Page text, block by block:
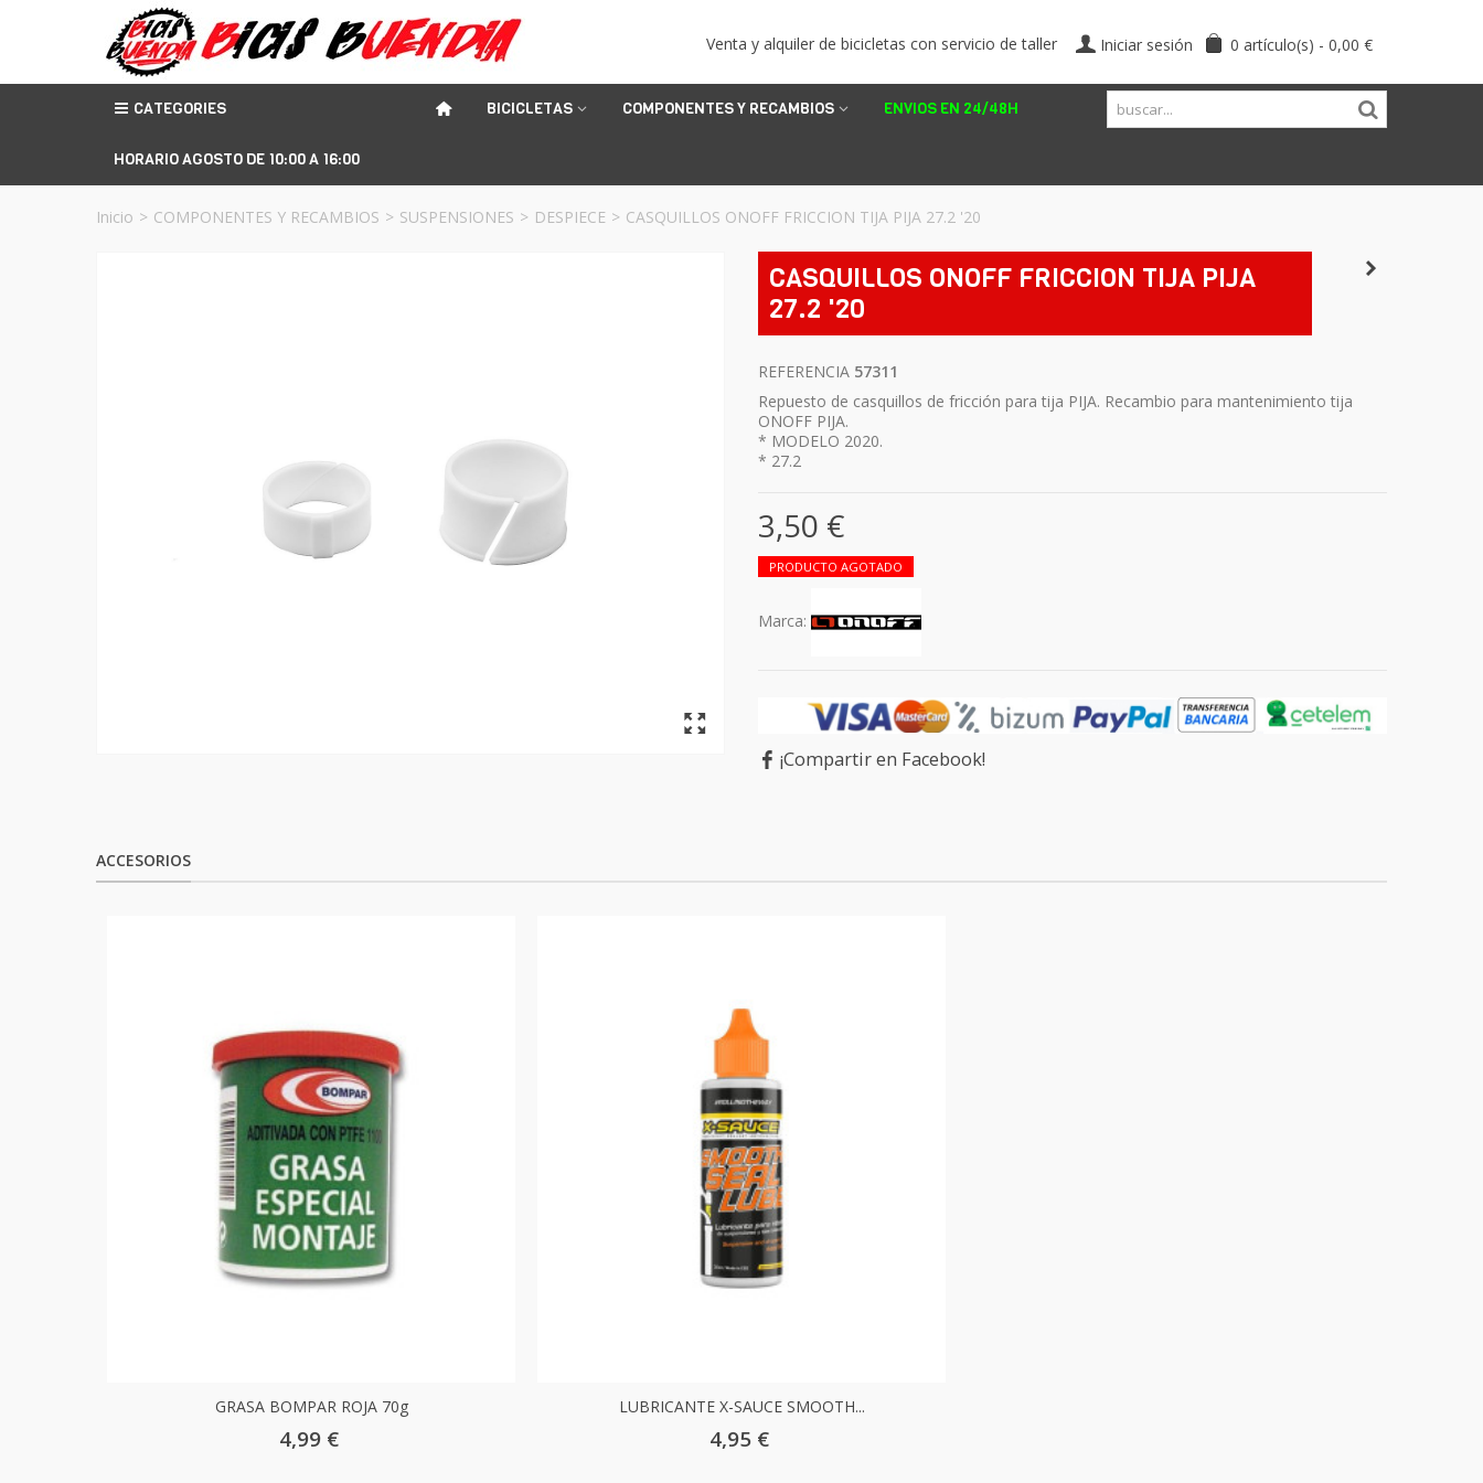
0 artículo(s) - 0,00 €
Iniciar sesión
Venta y alquiler de bicicletas con servicio de taller
CATEGORIES BICICLETAS COMPONENTES Y RECAMBIOS ENVIOS EN 24/48H
HORARIO AGOSTO DE 10:00 A 16:00
Inicio > COMPONENTES Y RECAMBIOS > SUSPENSIONES > DESPIECE > CASQUILLOS ONOFF FRICCION TIJA PIJA 27.2 '20
CASQUILLOS ONOFF FRICCION TIJA PIJA
27.2 '20
REFERENCIA 57311
Repuesto de casquillos de fricción para tija PIJA. Recambio para mantenimiento tija
ONOFF PIJA.
* MODELO 2020.
* 27.2
3,50 €
PRODUCTO AGOTADO
Marca:
¡Compartir en Facebook!
ACCESORIOS
GRASA BOMPAR ROJA 70g
4,99 €
LUBRICANTE X-SAUCE SMOOTH...
4,95 €